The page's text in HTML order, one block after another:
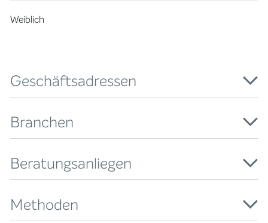
Weiblich
Geschäftsadressen
Branchen
Beratungsanliegen
Methoden